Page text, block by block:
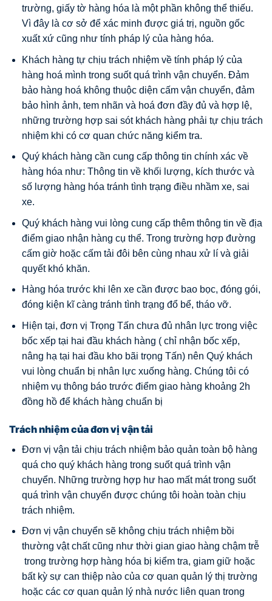
trường, giấy tờ hàng hóa là một phần không thể thiếu.
Vì đây là cơ sở để xác minh được giá trị, nguồn gốc
xuất xứ cũng như tính pháp lý của hàng hóa.
Khách hàng tự chịu trách nhiệm về tính pháp lý của
hàng hoá mình trong suốt quá trình vận chuyển. Đảm
bảo hàng hoá không thuộc diện cấm vận chuyển, đảm
bảo hình ảnh, tem nhãn và hoá đơn đầy đủ và hợp lệ,
những trường hợp sai sót khách hàng phải tự chịu trách
nhiệm khi có cơ quan chức năng kiểm tra.
Quý khách hàng cần cung cấp thông tin chính xác về
hàng hóa như: Thông tin về khối lượng, kích thước và
số lượng hàng hóa tránh tình trạng điều nhầm xe, sai
xe.
Quý khách hàng vui lòng cung cấp thêm thông tin về địa
điểm giao nhận hàng cụ thể. Trong trường hợp đường
cấm giờ hoặc cấm tải đôi bên cùng nhau xử lí và giải
quyết khó khăn.
Hàng hóa trước khi lên xe cần được bao bọc, đóng gói,
đóng kiện kĩ càng tránh tình trạng đổ bể, tháo vỡ.
Hiện tại, đơn vị Trọng Tấn chưa đủ nhân lực trong việc
bốc xếp tại hai đầu khách hàng ( chỉ nhận bốc xếp,
nâng hạ tại hai đầu kho bãi trọng Tấn) nên Quý khách
vui lòng chuẩn bị nhân lực xuống hàng. Chúng tôi có
nhiệm vụ thông báo trước điểm giao hàng khoảng 2h
đồng hồ để khách hàng chuẩn bị
Trách nhiệm của đơn vị vận tải
Đơn vị vận tải chịu trách nhiệm bảo quản toàn bộ hàng
quá cho quý khách hàng trong suốt quá trình vận
chuyển. Những trường hợp hư hao mất mát trong suốt
quá trình vận chuyển được chúng tôi hoàn toàn chịu
trách nhiệm.
Đơn vị vận chuyển sẽ không chịu trách nhiệm bồi
thường vật chất cũng như thời gian giao hàng chậm trễ
trong trường hợp hàng hóa bị kiểm tra, giam giữ hoặc
bất kỳ sự can thiệp nào của cơ quan quản lý thị trường
hoặc các cơ quan quản lý nhà nước liên quan trong